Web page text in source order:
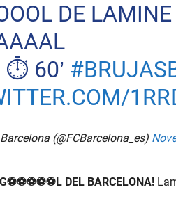
DE LAMINE
⏱️ 60’
(@FCBarcelona_es)
DEL BARCELONA!